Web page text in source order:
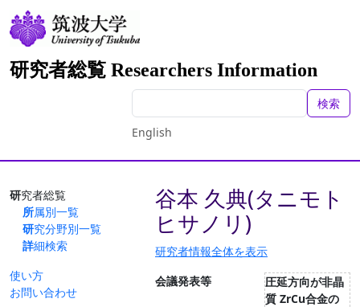
研究者総覧 Researchers Information
検索
English
研究者総覧
所属別一覧
研究分野別一覧
詳細検索
使い方
お問い合わせ
谷本 久典(タニモト
ヒサノリ)
研究者情報全体を表示
会議発表等
圧延方向が非晶
質 ZrCu合金の